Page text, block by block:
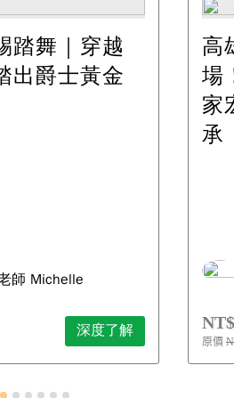
踏舞｜穿越
出爵士黃金
師 Michelle
深度了解
高
場
家
承
原價